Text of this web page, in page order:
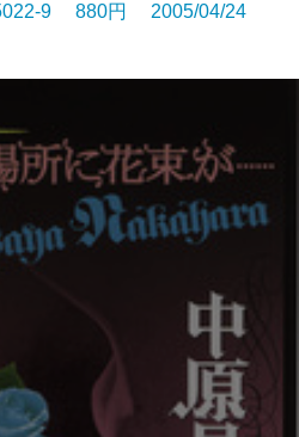
9 880円 2005/04/24